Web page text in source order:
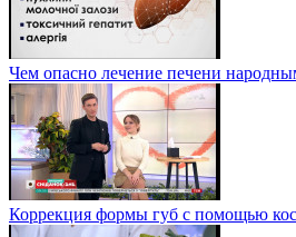
Чем опасно лечение печени
Коррекция формы губ с помощью